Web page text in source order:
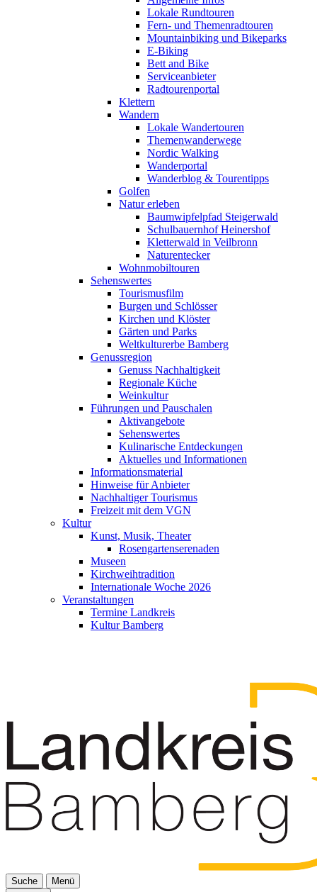
Lokale Rundtouren
Fern- und Themenradtouren
Mountainbiking und Bikeparks
E-Biking
Bett and Bike
Serviceanbieter
Radtourenportal
Klettern
Wandern
Lokale Wandertouren
Themenwanderwege
Nordic Walking
Wanderportal
Wanderblog & Tourentipps
Golfen
Natur erleben
Baumwipfelpfad Steigerwald
Schulbauernhof Heinershof
Kletterwald in Veilbronn
Naturentecker
Wohnmobiltouren
Sehenswertes
Tourismusfilm
Burgen und Schlösser
Kirchen und Klöster
Gärten und Parks
Weltkulturerbe Bamberg
Genussregion
Genuss Nachhaltigkeit
Regionale Küche
Weinkultur
Führungen und Pauschalen
Aktivangebote
Sehenswertes
Kulinarische Entdeckungen
Aktuelles und Informationen
Informationsmaterial
Hinweise für Anbieter
Nachhaltiger Tourismus
Freizeit mit dem VGN
Kultur
Kunst, Musik, Theater
Rosengartenserenaden
Museen
Kirchweihtradition
Internationale Woche 2026
Veranstaltungen
Termine Landkreis
Kultur Bamberg
Suche
Menü